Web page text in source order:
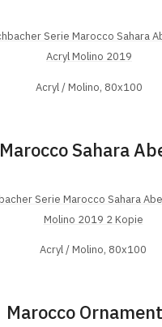
Acryl / Molino, 80x100
Marocco Sahara
Acryl / Molino, 80x100
Marocco